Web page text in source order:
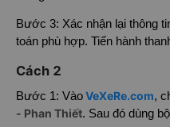
Bước 3: Xác nhận lại thông
toán phù hợp. Tiến hành
Cách 2
Bước 1: VàoVeXeRe.com,
- Phan Thiết. Sau đó dùng